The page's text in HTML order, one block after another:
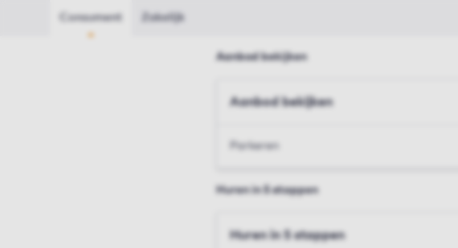
Consument Zakelijk
Aanbod bekijken
Aanbod bekijken
Parkeren
Huren in 5 stappen
Huren in 5 stappen